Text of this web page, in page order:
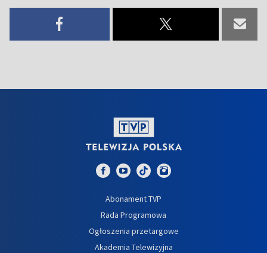
Abonament TVP
Rada Programowa
Ogłoszenia przetargowe
Akademia Telewizyjna